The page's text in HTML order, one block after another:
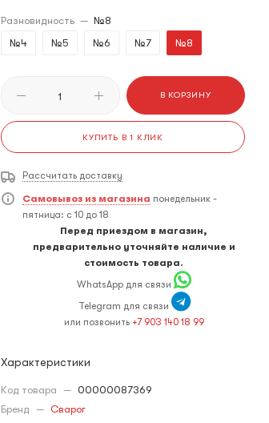
Разновидность — №8
№4
№5 №6 №7 №8
В КОРЗИНУ
КУПИТЬ В 1 КЛИК
Рассчитать доставку
Самовывоз из магазина понедельник -
пятница: с 10 до 18
Перед приездом в магазин,
предварительно уточняйте наличие и
стоимость товара.
WhatsApp для связи
Telegram для связи
или позвонить +7 903 140 18 99
Характеристики
Код товара — 00000087369
Бренд — Сварог